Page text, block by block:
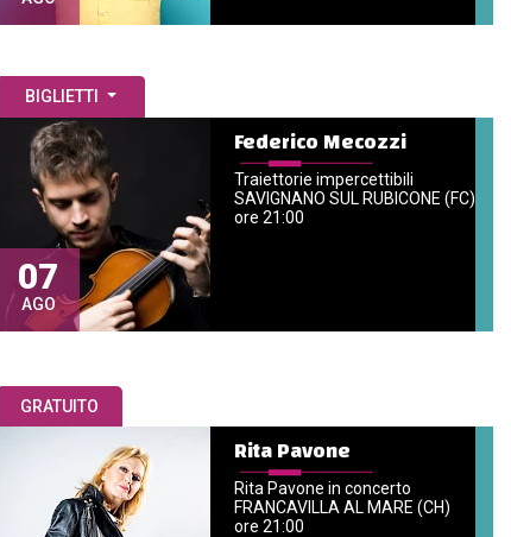
BIGLIETTI
07
AGO
Federico Mecozzi
Traiettorie impercettibili
SAVIGNANO SUL RUBICONE (FC)
ore 21:00
GRATUITO
Rita Pavone
Rita Pavone in concerto
FRANCAVILLA AL MARE (CH)
ore 21:00